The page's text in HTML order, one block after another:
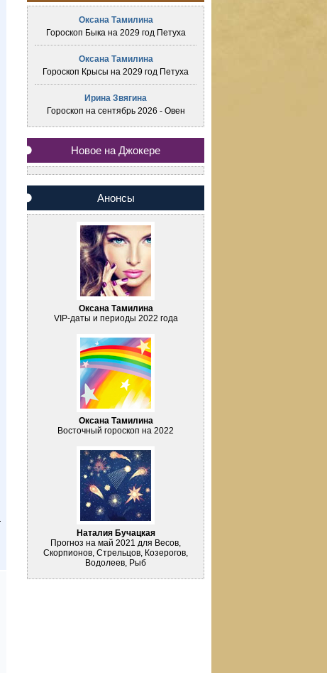
Оксана Тамилина
Гороскоп Быка на 2029 год Петуха
Оксана Тамилина
Гороскоп Крысы на 2029 год Петуха
Ирина Звягина
Гороскоп на сентябрь 2026 - Овен
Новое на Джокере
Анонсы
Оксана Тамилина
VIP-даты и периоды 2022 года
Оксана Тамилина
Восточный гороскоп на 2022
Наталия Бучацкая
Прогноз на май 2021 для Весов,
Скорпионов, Стрельцов, Козерогов,
Водолеев, Рыб